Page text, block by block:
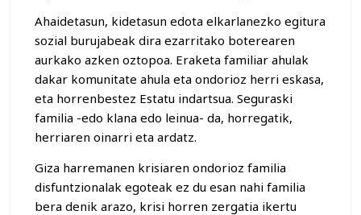
Ahaidetasun, kidetasun edota elkarlanezko egitura
sozial burujabeak dira ezarritako boterearen
aurkako azken oztopoa. Eraketa familiar ahulak
dakar komunitate ahula eta ondorioz herri eskasa,
eta horrenbestez Estatu indartsua. Seguraski
familia -edo klana edo leinua- da, horregatik,
herriaren oinarri eta ardatz.
Giza harremanen krisiaren ondorioz familia
disfuntzionalak egoteak ez du esan nahi familia
bera denik arazo, krisi horren zergatia ikertu